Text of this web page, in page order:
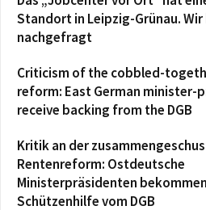
Standort in Leipzig-Grünau. Wir
nachgefragt
Criticism of the cobbled-
reform: East German minister-
receive backing from the DGB
Kritik an der
Rentenreform: Ostdeutsche
Ministerpräsidenten bekommen
Schützenhilfe vom DGB